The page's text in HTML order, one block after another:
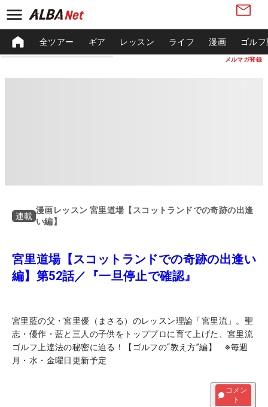
メルマガ登録
全ツアー ギア レッスン ライフ 漫画 ゴル
連載
漫画レッスン 宮里道場【スコットランドでの奇跡の出逢
い編】
宮里道場【スコットランドでの奇跡の出逢い
編】第52話／『一旦停止で確認』
宮里藍の父・宮里優（まさる）のレッスン理論「宮里流」。聖
志・優作・藍と三人の子供をトッププロに育て上げた、宮里流
ゴルフ上達法の秘密に迫る！【ゴルフの“教え方”編】 ※毎週
月・水・金曜日更新予定
コメン
ト